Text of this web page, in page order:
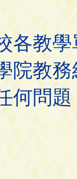
各教
院教
何問